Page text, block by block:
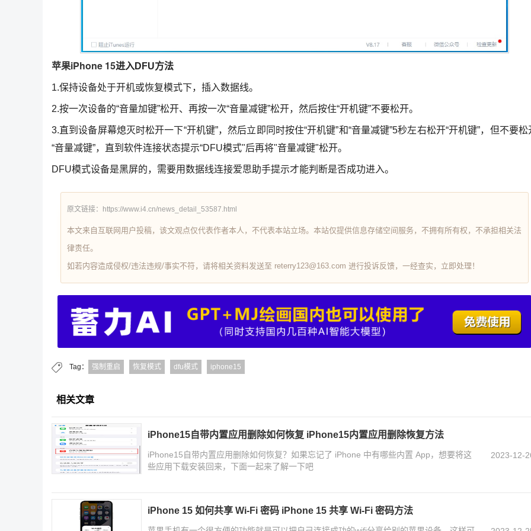
苹果iPhone 15进入DFU方法
1.保持设备处于开机或恢复模式下，插入数据线。
2.按一次设备的“音量加键”松开、再按一次“音量减键”松开，然后按住“开机键”不要松开。
3.直到设备屏幕熄灭时松开一下“开机键”，然后立即同时按住“开机键”和“音量减键”5秒左右松开“开机键”，但不要松
“音量减键”，直到软件连接状态提示“DFU模式"后再将"音量减键"松开。
DFU模式设备是黑屏的，需要用数据线连接爱思助手提示才能判断是否成功进入。
原文链接：https://www.i4.cn/news_detail_53587.html
本文来自互联网用户投稿，该文观点仅代表作者本人，不代表本站立场。本站仅提供信息存储空间服务，不拥有所有权，不承担相关法
律责任。
如若内容造成侵权/违法违规/事实不符，请将相关资料发送至 reterry123@163.com 进行投诉反馈，一经查实，立即处理！
Tag： 强制重启 恢复模式 dfu模式 iphone15
相关文章
iPhone15自带内置应用删除如何恢复 iPhone15内置应用删除恢复方法
iPhone15自带内置应用删除如何恢复？如果忘记了 iPhone 中有哪些内置 App，想要将这
些应用下载安装回来，下面一起来了解一下吧
2023-12-
iPhone 15 如何共享 Wi-Fi 密码 iPhone 15 共享 Wi-Fi 密码方法